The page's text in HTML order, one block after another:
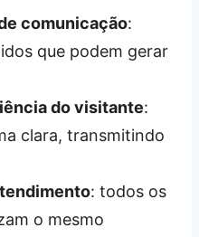
comunicação:
que podem gerar
do visitante:
clara, transmitindo
: todos os
o mesmo